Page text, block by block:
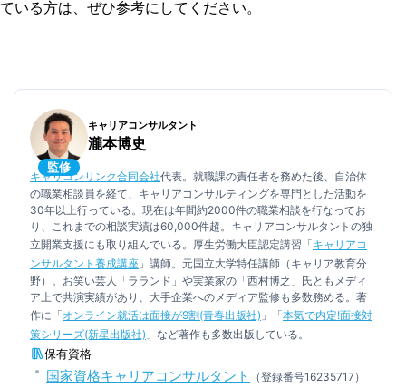
ている方は、ぜひ参考にしてください。
監修
キャリアコンサルタント
瀧本博史
キャリコンリンク合同会社代表。就職課の責任者を務めた後、自治体
の職業相談員を経て、キャリアコンサルティングを専門とした活動を
30年以上行っている。現在は年間約2000件の職業相談を行なってお
り、これまでの相談実績は60,000件超。キャリアコンサルタントの独
立開業支援にも取り組んでいる。厚生労働大臣認定講習「キャリアコ
ンサルタント養成講座 」講師。元国立大学特任講師（キャリア教育分
野）。お笑い芸人「ラランド」や実業家の「西村博之」氏ともメディ
ア上で共演実績があり、大手企業へのメディア監修も多数務める。著
作に「オンライン就活は面接が9割(青春出版社) 」「本気で内定!面接対
策シリーズ(新星出版社) 」など著作も多数出版している。
保有資格
国家資格キャリアコンサルタント （登録番号16235717）